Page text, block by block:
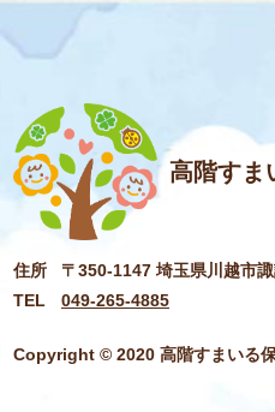
高階すま
住所
〒350-1147 埼玉県川越市
TEL
049-265-4885
Copyright © 2020 高階すまいる